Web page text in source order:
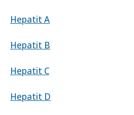
Hepatit A
Hepatit B
Hepatit C
Hepatit D